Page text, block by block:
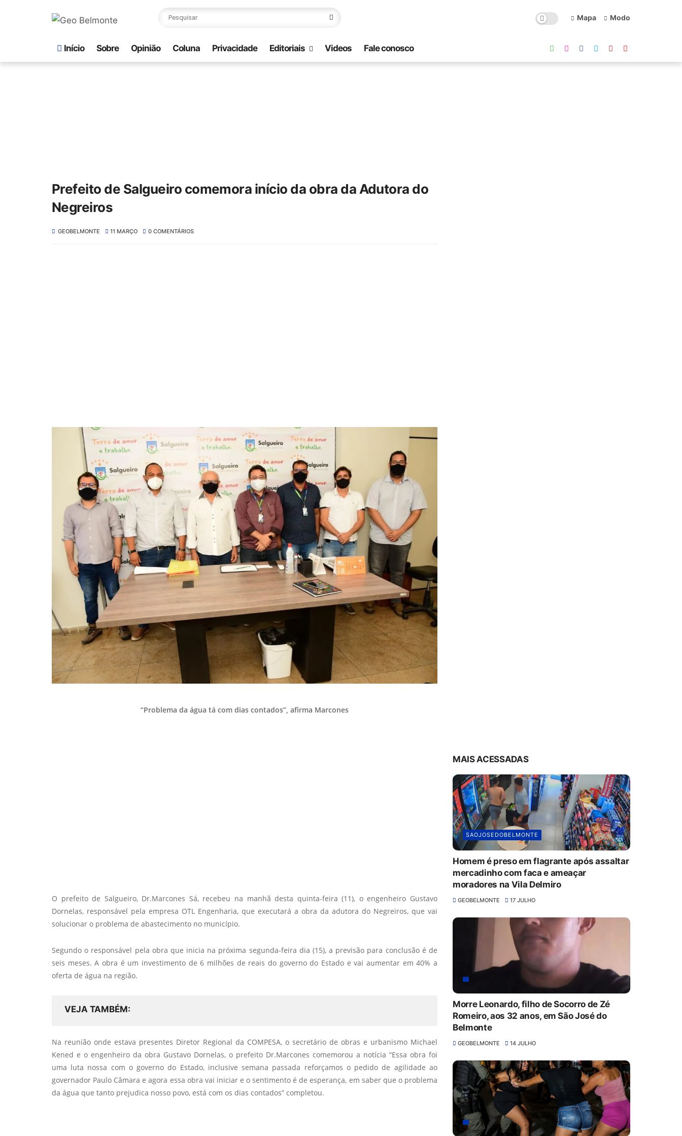
Mapa Modo
Início Sobre Opinião Coluna Privacidade Editoriais Videos Fale conosco
Prefeito de Salgueiro comemora início da obra da Adutora do
Negreiros
GEOBELMONTE 11 MARÇO 0 COMENTÁRIOS
“Problema da água tá com dias contados”, afirma Marcones
O prefeito de Salgueiro, Dr.Marcones Sá, recebeu na manhã desta quinta-feira (11), o engenheiro Gustavo
Dornelas, responsável pela empresa OTL Engenharia, que executará a obra da adutora do Negreiros, que vai
solucionar o problema de abastecimento no município.
Segundo o responsável pela obra que inicia na próxima segunda-feira dia (15), a previsão para conclusão é de
seis meses. A obra é um investimento de 6 milhões de reais do governo do Estado e vai aumentar em 40% a
oferta de água na região.
VEJA TAMBÉM
Na reunião onde estava presentes Diretor Regional da COMPESA, o secretário de obras e urbanismo Michael
Kened e o engenheiro da obra Gustavo Dornelas, o prefeito Dr.Marcones comemorou a notícia “Essa obra foi
uma luta nossa com o governo do Estado, inclusive semana passada reforçamos o pedido de agilidade ao
governador Paulo Câmara e agora essa obra vai iniciar e o sentimento é de esperança, em saber que o problema
da água que tanto prejudica nosso povo, está com os dias contados” completou.
MAIS ACESSADAS
SAOJOSEDOBELMONTE
Homem é preso em flagrante após assaltar
mercadinho com faca e ameaçar
moradores na Vila Delmiro
GEOBELMONTE 17 JULHO
Morre Leonardo, filho de Socorro de Zé
Romeiro, aos 32 anos, em São José do
Belmonte
GEOBELMONTE 14 JULHO